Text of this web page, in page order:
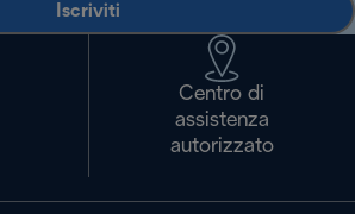
Iscriviti
Centro di
assistenza
autorizzato